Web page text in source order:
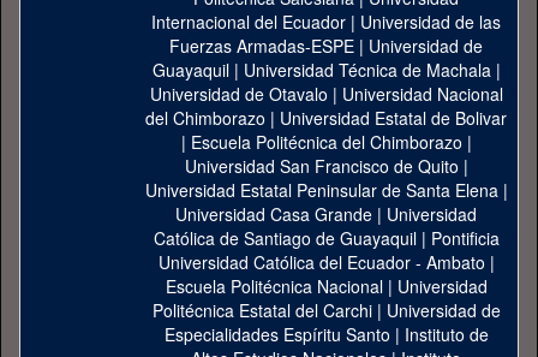
Internacional del Ecuador | Universidad de las
Fuerzas Armadas-ESPE | Universidad de
Guayaquil| Universidad Técnica de Machala|
Universidad de Otavalo | Universidad Nacional
del Chimborazo | Universidad Estatal de Bolivar
| Escuela Politécnica del Chimborazo |
Universidad San Francisco de Quito |
Universidad Estatal Peninsular de Santa Elena|
Universidad Casa Grande | Universidad
Católica de Santiago de Guayaquil| Pontificia
Universidad Católica del Ecuador - Ambato |
Escuela Politécnica Nacional| Universidad
Politécnica Estatal del Carchi| Universidad de
Especialidades Espíritu Santo | Instituto de